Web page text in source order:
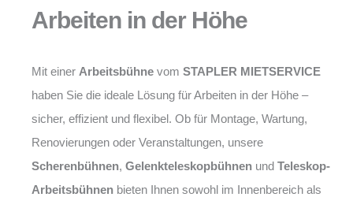
Arbeiten in der Höhe
Mit einer Arbeitsbühne vom STAPLER MIETSERVICE
haben Sie die ideale Lösung für Arbeiten in der Höhe –
sicher, effizient und flexibel. Ob für Montage, Wartung,
Renovierungen oder Veranstaltungen, unsere
Scherenbühnen, Gelenkteleskopbühnen und Teleskop-
Arbeitsbühnen bieten Ihnen sowohl im Innenbereich als